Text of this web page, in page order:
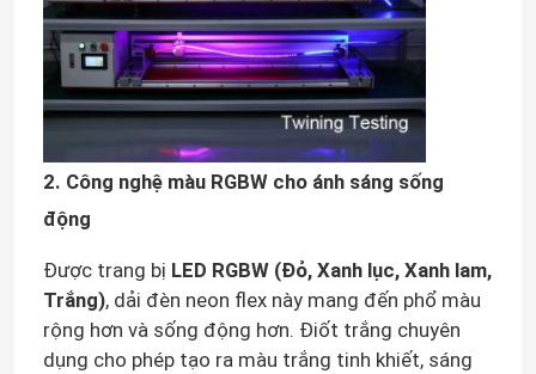
2. Công nghệ màu RGBW cho ánh sáng sống
động
Được trang bị LED RGBW (Đỏ, Xanh lục, Xanh lam,
Trắng), dải đèn neon flex này mang đến phổ màu
rộng hơn và sống động hơn. Điốt trắng chuyên
dụng cho phép tạo ra màu trắng tinh khiết, sáng